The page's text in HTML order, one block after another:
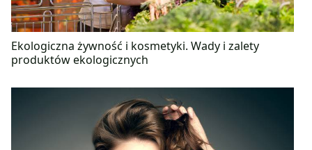
Ekologiczna żywność i kosmetyki. Wady i zalety
produktów ekologicznych